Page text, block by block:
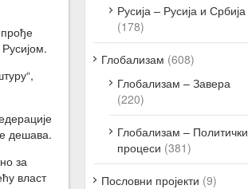
дешава.
за
власт
Русија – Русија и Србија
(178)
Глобализам (608)
Глобализам – Завера
(220)
Глобализам – Политички
процеси (381)
Пословни пројекти (9)